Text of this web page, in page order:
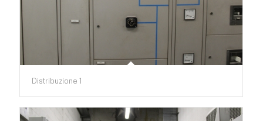
Distribuzione 1